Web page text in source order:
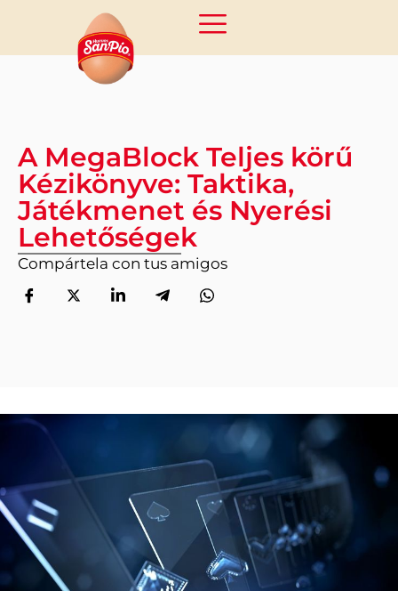
A MegaBlock Teljes körű
Kézikönyve: Taktika,
Játékmenet és Nyerési
Lehetőségek
Compártela con tus amigos